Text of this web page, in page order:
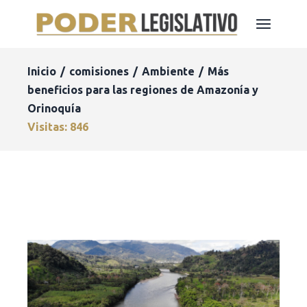
Inicio comisiones Ambiente
Más
beneficios para las regiones de Amazonía y
Orinoquía
Visitas: 846